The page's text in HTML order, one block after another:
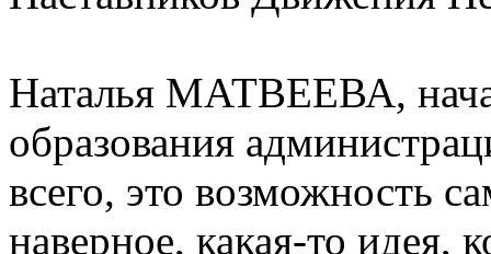
Наталья МАТВЕЕВА,
образования
всего, это возможность
наверное, какая-то идея,